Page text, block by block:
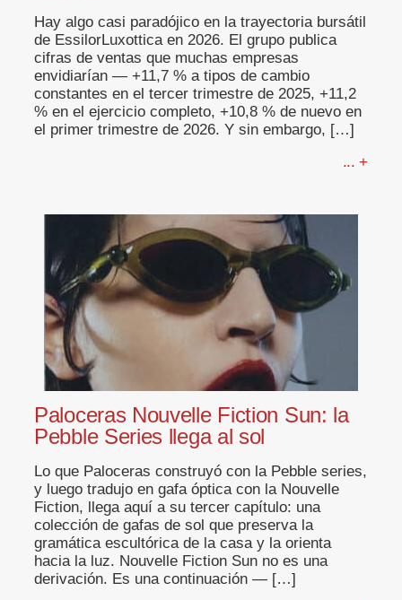
Hay algo casi paradójico en la trayectoria bursátil
de EssilorLuxottica en 2026. El grupo publica
cifras de ventas que muchas empresas
envidiarían — +11,7 % a tipos de cambio
constantes en el tercer trimestre de 2025, +11,2
% en el ejercicio completo, +10,8 % de nuevo en
el primer trimestre de 2026. Y sin embargo, […]
... +
Paloceras Nouvelle Fiction Sun: la
Pebble Series llega al sol
Lo que Paloceras construyó con la Pebble series,
y luego tradujo en gafa óptica con la Nouvelle
Fiction, llega aquí a su tercer capítulo: una
colección de gafas de sol que preserva la
gramática escultórica de la casa y la orienta
hacia la luz. Nouvelle Fiction Sun no es una
derivación. Es una continuación — […]